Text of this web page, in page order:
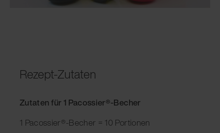
Rezept-Zutaten
Zutaten für 1 Pacossier®-Becher
1 Pacossier®-Becher = 10 Portionen